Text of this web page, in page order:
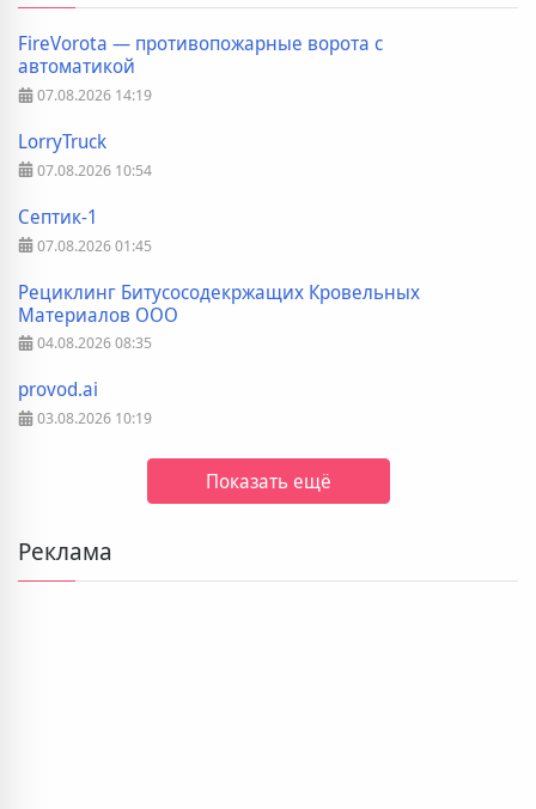
FireVorota — противопожарные ворота с
автоматикой
07.08.2026 14:19
LorryTruck
07.08.2026 10:54
Септик-1
07.08.202601:45
Рециклинг Битусосодекржащих Кровельных
Материалов ООО
04.08.202608:35
provod.ai
03.08.2026 10:19
Показать ещё
Реклама